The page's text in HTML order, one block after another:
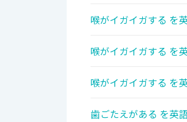
喉がイガイガする を
喉がイガイガする を
喉がイガイガする を
歯ごたえがある を英